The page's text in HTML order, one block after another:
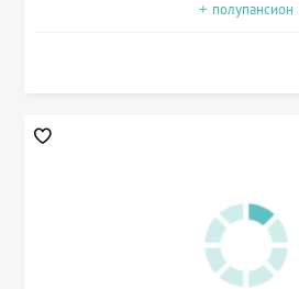
+ полупансион